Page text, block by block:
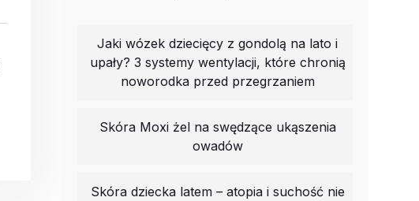
Jaki wózek dziecięcy z gondolą na lato i
upały? 3 systemy wentylacji, które chronią
noworodka przed przegrzaniem
Skóra Moxi żel na swędzące ukąszenia
owadów
Skóra dziecka latem – atopia i suchość nie